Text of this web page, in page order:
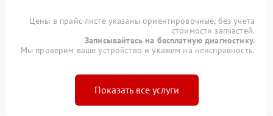
Цены в прайс-листе указаны ориентировочные, без учета
стоимости запчастей.
Записывайтесь на бесплатную диагностику.
Мы проверим ваше устройство и укажем на неисправность.
Показать все услуги